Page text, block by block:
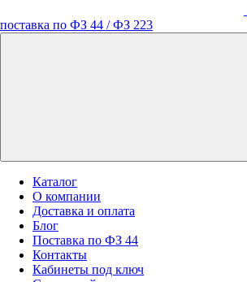
поставка по ФЗ 44 / ФЗ 223
Каталог
О компании
Доставка и оплата
Блог
Поставка по ФЗ 44
Контакты
Кабинеты под ключ